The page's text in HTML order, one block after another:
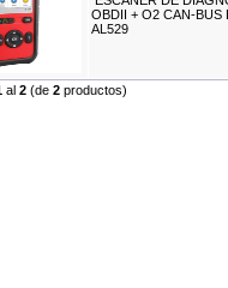
OBDII + O2 CAN-BUS
AL529
al 2 (de 2 productos)